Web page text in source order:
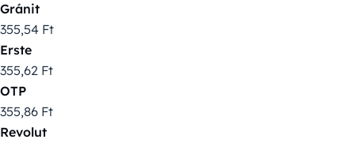
Gránit
355,54 Ft
Erste
355,62 Ft
OTP
355,86 Ft
Revolut